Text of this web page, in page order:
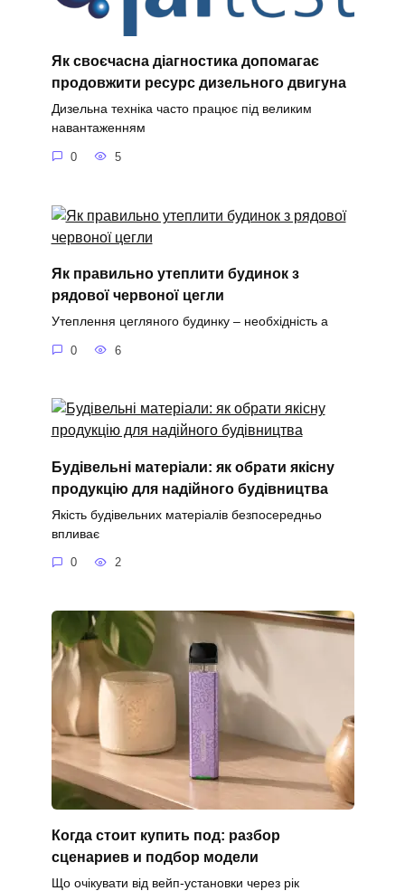
Як своєчасна діагностика допомагає
продовжити ресурс дизельного двигуна
Дизельна техніка часто працює під великим
навантаженням
0 5
Як правильно утеплити будинок з
рядової червоної цегли
Утеплення цегляного будинку – необхідність а
0 6
Будівельні матеріали: як обрати якісну
продукцію для надійного будівництва
Якість будівельних матеріалів безпосередньо
впливає
0 2
Когда стоит купить под: разбор
сценариев и подбор модели
Що очікувати від вейп-установки через рік